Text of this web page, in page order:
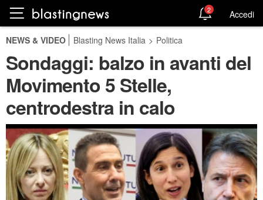
2 Accedi
NEWS & VIDEO Blasting News Italia > Politica
Sondaggi: balzo in avanti del
Movimento 5 Stelle,
centrodestra in calo